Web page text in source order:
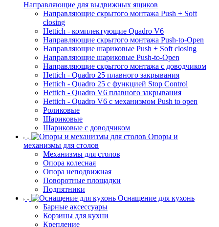
Направляющие для выдвижных ящиков
Направляющие скрытого монтажа Push + Soft
closing
Hettich - комплектующие Quadro V6
Направляющие скрытого монтажа Push-to-Open
Направляющие шариковые Push + Soft closing
Направляющие шариковые Push-to-Open
Направляющие скрытого монтажа с доводчиком
Hettich - Quadro 25 плавного закрывания
Hettich - Quadro 25 с функцией Stop Control
Hettich - Quadro V6 плавного закрывания
Hettich - Quadro V6 с механизмом Push to open
Роликовые
Шариковые
Шариковые с доводчиком
Опоры и
механизмы для столов
Механизмы для столов
Опора колесная
Опора неподвижная
Поворотные площадки
Подпятники
Оснащение для кухонь
Барные аксессуары
Корзины для кухни
Крепление